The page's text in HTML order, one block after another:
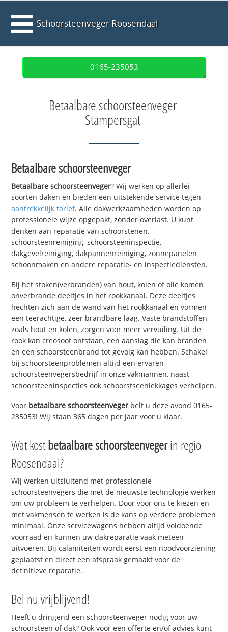
Schoorsteenveger Roosendaal
0165-235053
Betaalbare schoorsteenveger
Stampersgat
Betaalbare schoorsteenveger
Betaalbare schoorsteenveger? Wij werken op allerlei
soorten daken en bieden een uitstekende service tegen
aantrekkelijk tarief. Alle dakwerkzaamheden worden op
professionele wijze opgepakt, zónder overlast. U kunt
denken aan reparatie van schoorstenen,
schoorsteenreiniging, schoorsteeninspectie,
dakgevelreiniging, dakpannenreiniging, zonnepanelen
schoonmaken en andere reparatie- en inspectiediensten.
Bij het stoken(verbranden) van hout, kolen of olie komen
onverbrande deeltjes in het rookkanaal. Deze deeltjes
hechten zich aan de wand van het rookkanaal en vormen
een teerachtige, zeer brandbare laag. Vaste brandstoffen,
zoals hout en kolen, zorgen voor meer vervuiling. Uit de
rook kan creosoot ontstaan, een aanslag die kan branden
en een schoorsteenbrand tot gevolg kan hebben. Schakel
bij schoorsteenproblemen altijd een ervaren
schoorsteenvegersbedrijf in onze vakmannen, naast
schoorsteeninspecties ook schoorstseenlekkages verhelpen.
Voor betaalbare schoorsteenveger belt u deze avond 0165-
235053! Wij staan 365 dagen per jaar voor u klaar.
Wat kostbetaalbare schoorsteenvegerin regio
Roosendaal?
Wij werken uitsluitend met professionele
schoorsteenvegers die met de nieuwste technologie werken
om uw probleem te verhelpen. Door voor ons te kiezen en
met vakmensen te werken is de kans op verdere problemen
minimaal. Onze servicewagens hebben altijd voldoende
voorraad en kunnen uw dakreparatie vaak meteen
uitvoeren. Bij calamiteiten wordt eerst een noodvoorziening
geplaatst en direct een afspraak gemaakt voor de
definitieve reparatie.
Bel nu vrijblijvend!
Heeft u dringend een schoorsteenveger nodig voor uw
schoorsteen of dak? Ook voor een offerte en/of advies kunt